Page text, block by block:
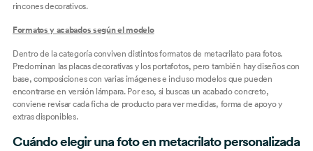
rincones decorativos.
Formatos y acabados según el modelo
Dentro de la categoría conviven distintos formatos de metacrilato para fotos.
Predominan las placas decorativas y los portafotos, pero también hay diseños con
base, composiciones con varias imágenes e incluso modelos que pueden
encontrarse en versión lámpara. Por eso, si buscas un acabado concreto,
conviene revisar cada ficha de producto para ver medidas, forma de apoyo y
extras disponibles.
Cuándo elegir una foto en metacrilato personalizada